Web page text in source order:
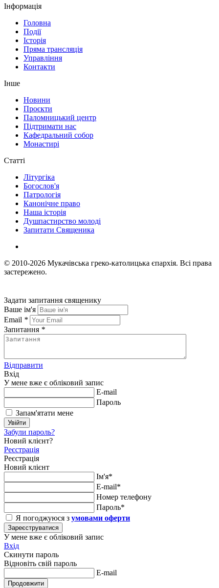
Інформація
Головна
Події
Історія
Пряма трансляція
Управління
Контакти
Інше
Новини
Проєкти
Паломницький центр
Підтримати нас
Кафедральний собор
Монастирі
Статті
Літургіка
Богослов'я
Патрологія
Канонічне право
Наша історія
Душпастирство молоді
Запитати Священика
© 2010-2026 Мукачівська греко-католицька єпархія. Всі права
застережено.
Задати запитання священику
Ваше ім'я
Email *
Запитання *
Відправити
Вхід
У мене вже є обліковий запис
E-mail
Пароль
Запам'ятати мене
Увійти
Забули пароль?
Новий клієнт?
Реєстрація
Реєстрація
Новий клієнт
Ім'я*
E-mail*
Номер телефону
Пароль*
Я погоджуюся з умовами оферти
Зареєструватися
У мене вже є обліковий запис
Вхід
Скинути пароль
Відновіть свій пароль
E-mail
Продовжити